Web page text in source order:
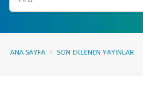
ANA SAYFA SON EKLENEN YAYINLAR